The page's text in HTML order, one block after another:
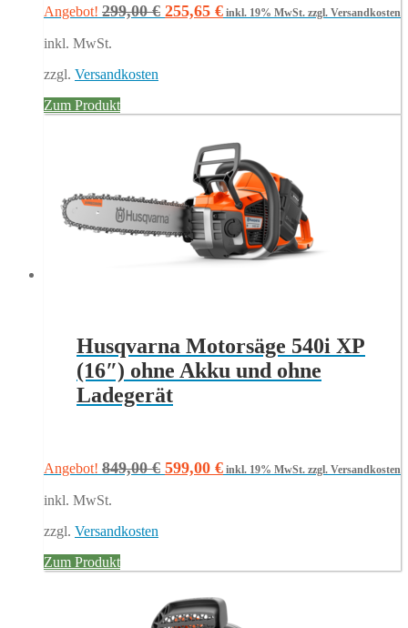
Angebot! 299,00€ Ursprünglicher
255,65 €Aktueller
inkl. 19% MwSt. zzgl. Versandkosten
inkl. MwSt.
zzgl. Versandkosten
Zum Produkt
Husqvarna Motorsäge 540i XP
(16″) ohne Akku und ohne
Ladegerät
Angebot! 849,00€ Ursprünglicher
599,00 €Aktueller
inkl. 19% MwSt. zzgl. Versandkosten
inkl. MwSt.
zzgl. Versandkosten
Zum Produkt